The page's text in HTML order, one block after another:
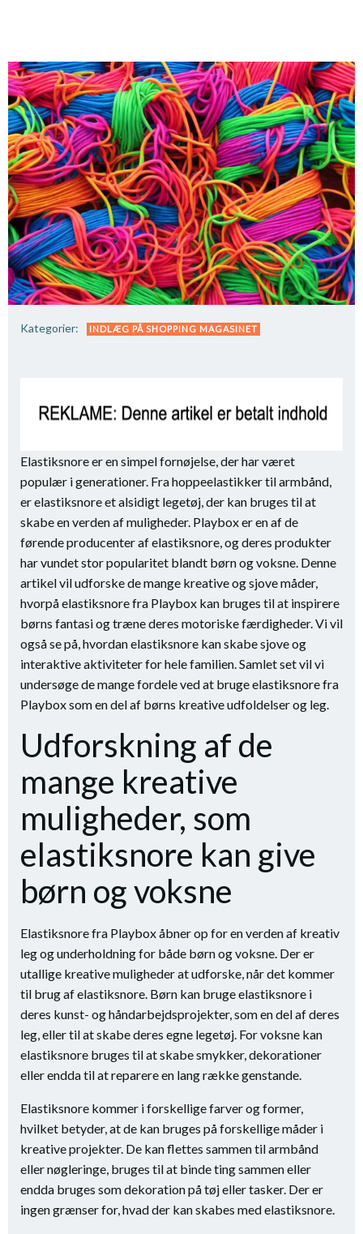
Kategorier: INDLÆG PÅ SHOPPING MAGASINET
Elastiksnore er en simpel fornøjelse, der har været
populær i generationer. Fra hoppeelastikker til armbånd,
er elastiksnore et alsidigt legetøj, der kan bruges til at
skabe en verden af muligheder. Playbox er en af ​​de
førende producenter af elastiksnore, og deres produkter
har vundet stor popularitet blandt børn og voksne. Denne
artikel vil udforske de mange kreative og sjove måder,
hvorpå elastiksnore fra Playbox kan bruges til at inspirere
børns fantasi og træne deres motoriske færdigheder. Vi vil
også se på, hvordan elastiksnore kan skabe sjove og
interaktive aktiviteter for hele familien. Samlet set vil vi
undersøge de mange fordele ved at bruge elastiksnore fra
Playbox som en del af børns kreative udfoldelser og leg.
Udforskning af de
mange kreative
muligheder, som
elastiksnore kan give
børn og voksne
Elastiksnore fra Playbox åbner op for en verden af kreativ
leg og underholdning for både børn og voksne. Der er
utallige kreative muligheder at udforske, når det kommer
til brug af elastiksnore. Børn kan bruge elastiksnore i
deres kunst- og håndarbejdsprojekter, som en del af deres
leg, eller til at skabe deres egne legetøj. For voksne kan
elastiksnore bruges til at skabe smykker, dekorationer
eller endda til at reparere en lang række genstande.
Elastiksnore kommer i forskellige farver og former,
hvilket betyder, at de kan bruges på forskellige måder i
kreative projekter. De kan flettes sammen til armbånd
eller nøgleringe, bruges til at binde ting sammen eller
endda bruges som dekoration på tøj eller tasker. Der er
ingen grænser for, hvad der kan skabes med elastiksnore.